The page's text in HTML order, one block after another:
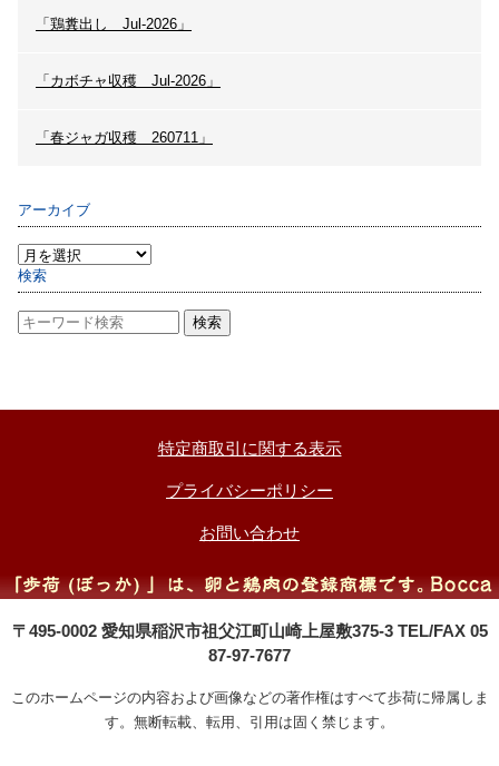
「鶏糞出し Jul-2026」
「カボチャ収穫 Jul-2026」
「春ジャガ収穫 260711」
アーカイブ
検索
特定商取引に関する表示
プライバシーポリシー
お問い合わせ
〒495-0002 愛知県稲沢市祖父江町山崎上屋敷375-3 TEL/FAX 05
87-97-7677
このホームページの内容および画像などの著作権はすべて歩荷に帰属しま
す。無断転載、転用、引用は固く禁じます。